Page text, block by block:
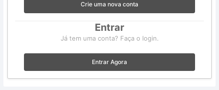
Crie uma nova conta
Entrar
Já tem uma conta? Faça o login.
Entrar Agora